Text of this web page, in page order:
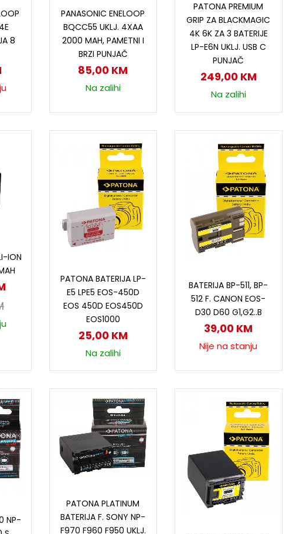
8
PANASONIC ENELOOP
BQCC55 UKLJ. 4XAA
2000 MAH, PAMETNI I
BRZI PUNJAČ
85,00 KM
Na zalihi
PATONA PREMIUM
GRIP ZA BLACKMAGIC
4K 6K ZA 3 BATERIJE
LP-E6N UKLJ. USB C
PUNJAČ
249,00 KM
Na zalihi
ION
PATONA BATERIJA LP-
E5 LPE5 EOS-450D
EOS 450D EOS450D
EOS1000
25,00 KM
Na zalihi
BATERIJA BP-511, BP-
512 F. CANON EOS-
D30 D60 G1,G2..B
39,00 KM
Nije na stanju
NP-
PATONA PLATINUM
BATERIJA F. SONY NP-
F970 F960 F950 UKLJ.